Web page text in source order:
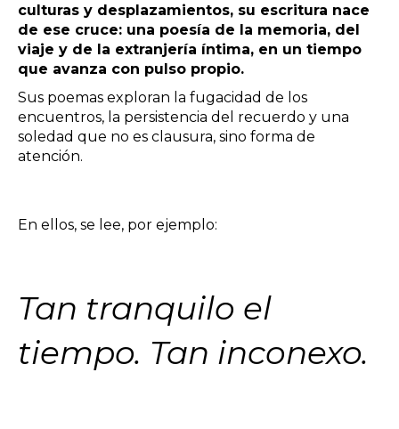
culturas y desplazamientos, su escritura nace
de ese cruce: una poesía de la memoria, del
viaje y de la extranjería íntima, en un tiempo
que avanza con pulso propio.
Sus poemas exploran la fugacidad de los
encuentros, la persistencia del recuerdo y una
soledad que no es clausura, sino forma de
atención.
En ellos, se lee, por ejemplo:
Tan tranquilo el
tiempo. Tan inconexo.